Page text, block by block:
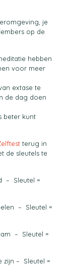
je
op de
hebben
voor meer
extase te
de dag doen
beter kunt
terug in
de sleutels te
– Sleutel =
– Sleutel =
– Sleutel =
zijn – Sleutel =